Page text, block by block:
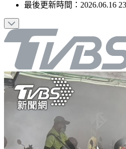
最後更新時間： 2026.06.16